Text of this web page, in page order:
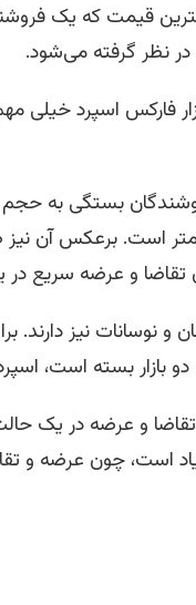
قیمت که یک
نظر گرفته می‌شود.
فارکس اسپرد خیلی
بستگی به حجم
است. برعکس آن
و عرضه سریع در
نیز دارند.
دو بازار بسته است،
و عرضه در یک
است، چون عرضه و